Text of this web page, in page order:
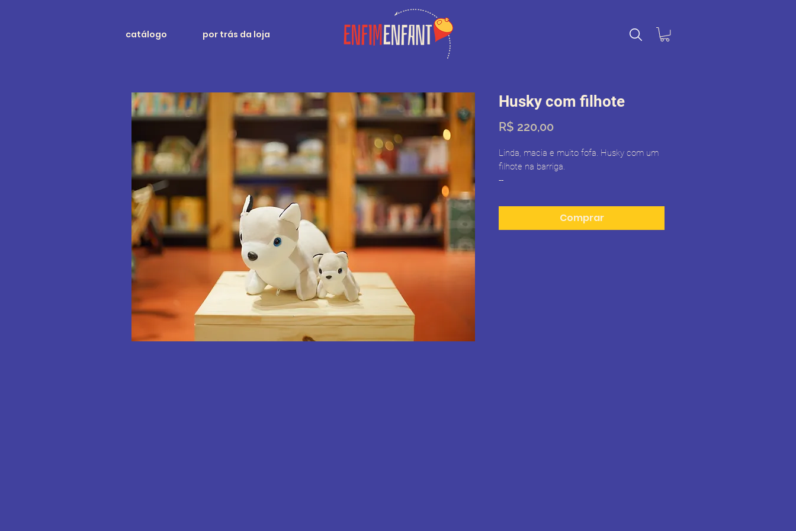
catálogo por trás da loja
Husky com filhote
R$ 220,00Preço
Linda, macia e muito fofa. Husky com um
filhote na barriga.
--
Comprar